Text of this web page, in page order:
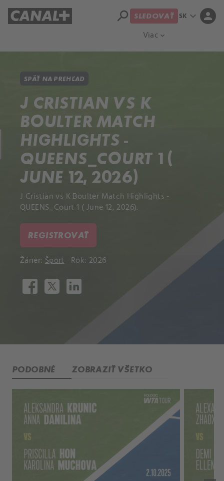
Viac expand_more
search SLEDOVAŤ SK expand_more person
SPÄŤ NA PREHĽAD
J CRISTIAN VS K
BOULTER MATCH
HIGHLIGHTS -
QUEENS_COURT 1 (
JUNE 12, 2026)
J Cristian vs K Boulter Match Highlights -
QUEENS_Court 1 ( June 12, 2026).
REGISTROVAŤ
Žáner: Šport Rok: 2026
PODOBNÉ ZOBRAZIŤ VŠETKO